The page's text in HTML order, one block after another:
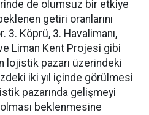
de olumsuz bir etkiye
getiri oranlarını
3. Köprü, 3. Havalimanı,
Liman Kent Projesi gibi
lojistik pazarı üzerindeki
iki yıl içinde görülmesi
pazarında gelişmeyi
beklenmesine